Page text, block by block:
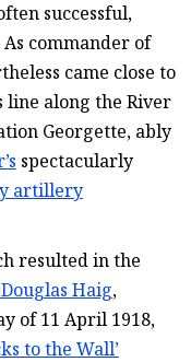
successful,
commander of
came close to
line along the River
Georgette, ably
spectacularly
artillery
resulted in the
Haig,
of 11 April 1918,
to the Wall’